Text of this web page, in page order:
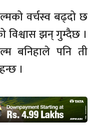
वर्चस्व बढ्दो छ
विश्वास झन् गुम्दैछ ।
बनिहाले पनि ती
।